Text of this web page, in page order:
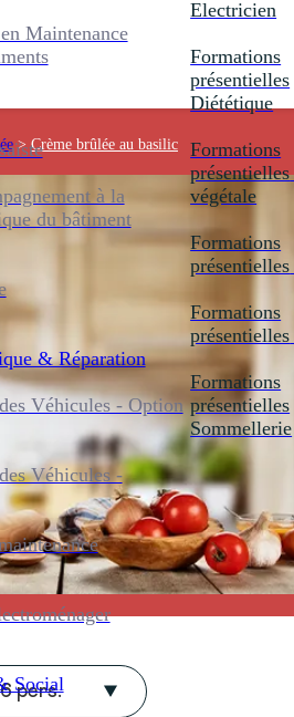
Maintenance
à la
du bâtiment
& Réparation
Véhicules - Option
Véhicules -
Social
Electricien
Formations
présentielles
Diététique
Formations
présentielles
végétale
Formations
présentielles
Formations
présentielles
Formations
présentielles
Sommellerie
> Crème brûlée au basilic
6 pers.